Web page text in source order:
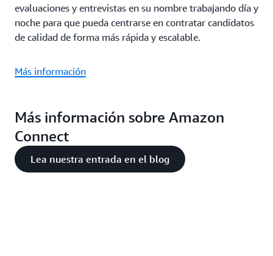
evaluaciones y entrevistas en su nombre trabajando día y
noche para que pueda centrarse en contratar candidatos
de calidad de forma más rápida y escalable.
Más información
Más información sobre Amazon
Connect
Lea nuestra entrada en el blog